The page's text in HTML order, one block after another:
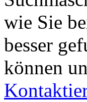
wie Sie
besser
können